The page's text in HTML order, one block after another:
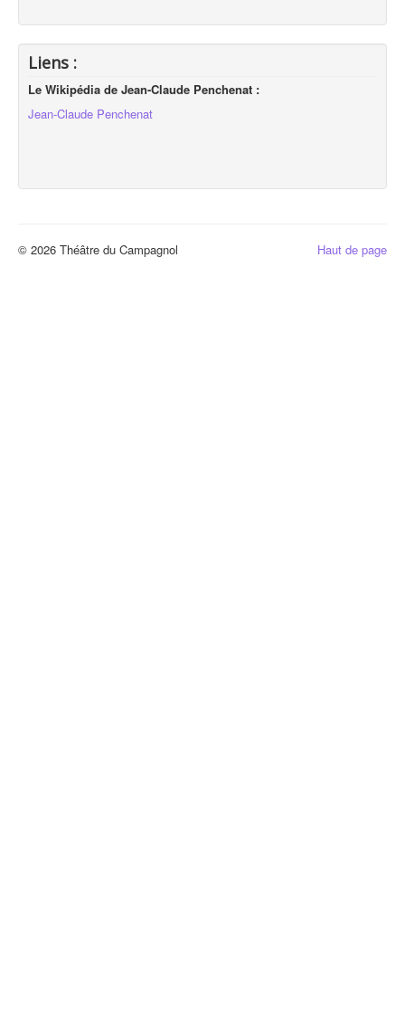
Liens :
Le Wikipédia de Jean-Claude Penchenat :
Jean-Claude Penchenat
Haut de page
© 2026 Théâtre du Campagnol